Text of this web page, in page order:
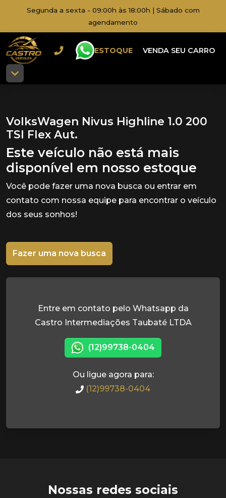
Segunda a sexta - 09:00h às 18:00h | Sábado com
agendamento
ESTOQUE VENDA SEU CARRO
VolksWagen Nivus Highline 1.0 200
TSI Flex Aut.
Este veículo não está mais
disponível em nosso estoque
Você pode fazer uma nova busca ou entrar em
contato com nossa equipe para encontrar o veículo
dos seus sonhos!
Fazer uma nova busca
Entre em contato pelo Whatsapp da
Castro Intermediações Taubaté LTDA
(12)99738-0404
Ou ligue agora para:
(12)99738-0404
Nossas redes sociais